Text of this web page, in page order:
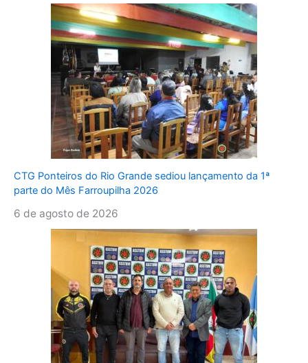
CTG Ponteiros do Rio Grande sediou lançamento da 1ª
parte do Mês Farroupilha 2026
6 de agosto de 2026